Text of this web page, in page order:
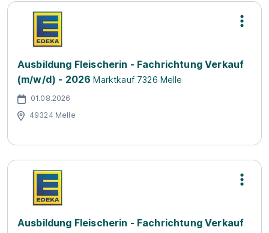
Ausbildung Fleischerin - Fachrichtung Verkauf
(m/w/d) - 2026 Marktkauf 7326 Melle
01.08.2026
49324 Melle
Ausbildung Fleischerin - Fachrichtung Verkauf